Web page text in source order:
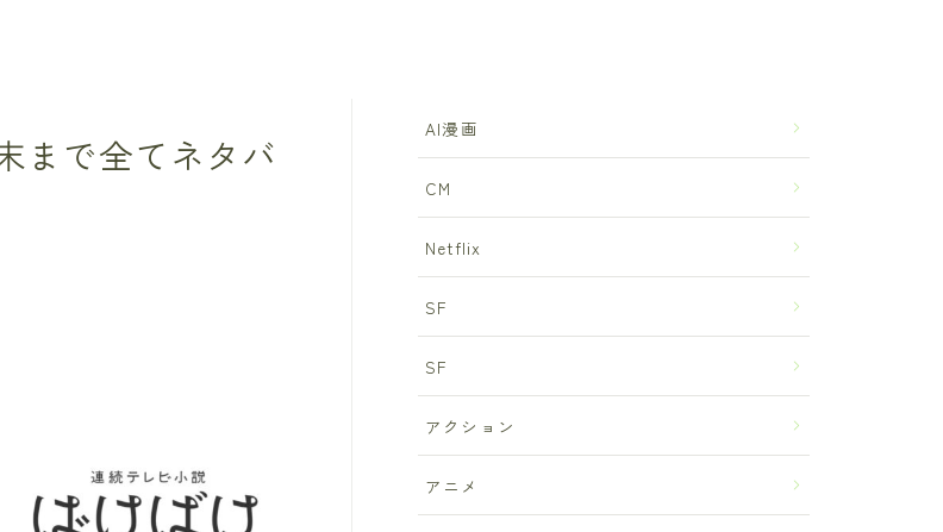
まで全てネタバ
AI漫画
CM
Netflix
SF
SF
アクション
アニメ